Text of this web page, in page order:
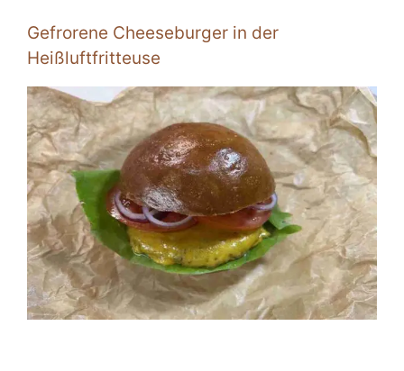
Gefrorene Cheeseburger in der
Heißluftfritteuse